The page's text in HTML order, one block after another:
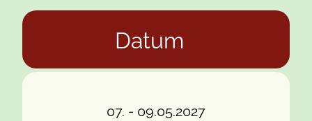
Datum
07. - 09.05.2027